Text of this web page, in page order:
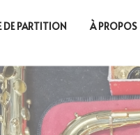
DE PARTITION À PROPOS